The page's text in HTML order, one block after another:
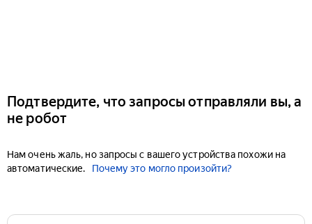
Подтвердите, что запросы отправляли вы, а
не робот
Нам очень жаль, но запросы с вашего устройства похожи на
автоматические.
Почему это могло произойти?